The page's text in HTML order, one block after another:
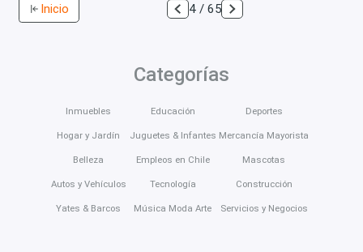
Inicio 4 / 65
Categorías
Inmuebles
Hogar y Jardín
Belleza
Autos y Vehículos
Yates & Barcos
Educación
Juguetes & Infantes
Empleos en Chile
Tecnología
Música Moda Arte
Deportes
Mercancía Mayorista
Mascotas
Construcción
Servicios y Negocios